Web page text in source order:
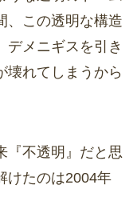
、この透明な構造
デメニギスを引き
壊れてしまうから
『不透明』だと思
けたのは2004年